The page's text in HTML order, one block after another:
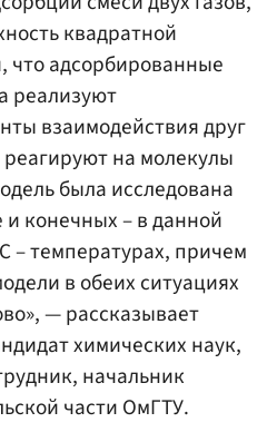
квадратной
адсорбированные
реализуют
взаимодействия друг
на молекулы
была исследована
конечных – в данной
– температурах, причем
в обеих ситуациях
— рассказывает
химических наук,
начальник
части ОмГТУ.